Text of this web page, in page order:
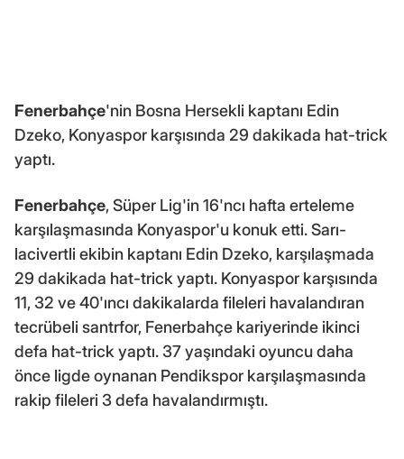
Fenerbahçe'nin Bosna Hersekli kaptanı Edin
Dzeko, Konyaspor karşısında 29 dakikada hat-trick
yaptı.
Fenerbahçe, Süper Lig'in 16'ncı hafta erteleme
karşılaşmasında Konyaspor'u konuk etti. Sarı-
lacivertli ekibin kaptanı Edin Dzeko, karşılaşmada
29 dakikada hat-trick yaptı. Konyaspor karşısında
11, 32 ve 40'ıncı dakikalarda fileleri havalandıran
tecrübeli santrfor, Fenerbahçe kariyerinde ikinci
defa hat-trick yaptı. 37 yaşındaki oyuncu daha
önce ligde oynanan Pendikspor karşılaşmasında
rakip fileleri 3 defa havalandırmıştı.